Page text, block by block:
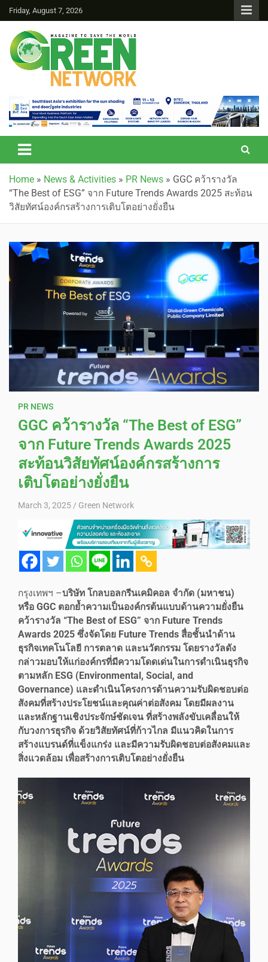
Friday, August 7, 2026
Green Network
Home » News & Activities » PR News » GGC คว้ารางวัล
“The Best of ESG” จาก Future Trends Awards 2025 สะท้อน
วิสัยทัศน์องค์กรสร้างการเติบโตอย่างยั่งยืน
PR NEWS
GGC คว้ารางวัล “The Best of ESG”
จาก Future Trends Awards 2025
สะท้อนวิสัยทัศน์องค์กรสร้างการ
เติบโตอย่างยั่งยืน
March 3, 2025 Green Network
กรุงเทพฯ –บริษัท โกลบอลกรีนเคมิคอล จำกัด (มหาชน)
หรือ GGC ตอกย้ำความเป็นองค์กรต้นแบบด้านความยั่งยืน
คว้ารางวัล “The Best of ESG” จาก Future Trends
Awards 2025 ซึ่งจัดโดย Future Trends สื่อชั้นนำด้าน
ธุรกิจเทคโนโลยี การตลาด และนวัตกรรม โดยรางวัลดัง
กล่าวมอบให้แก่องค์กรที่มีความโดดเด่นในการดำเนินธุรกิจ
ตามหลัก ESG (Environmental, Social, and
Governance) และดำเนินโครงการด้านความรับผิดชอบต่อ
สังคมที่สร้างประโยชน์และคุณค่าต่อสังคม โดยมีผลงาน
และหลักฐานเชิงประจักษ์ชัดเจน ที่สร้างพลังขับเคลื่อนให้
กับวงการธุรกิจ ด้วยวิสัยทัศน์ที่ก้าวไกล มีแนวคิดในการ
สร้างแบรนด์ที่แข็งแกร่ง และมีความรับผิดชอบต่อสังคมและ
สิ่งแวดล้อม เพื่อสร้างการเติบโตอย่างยั่งยืน